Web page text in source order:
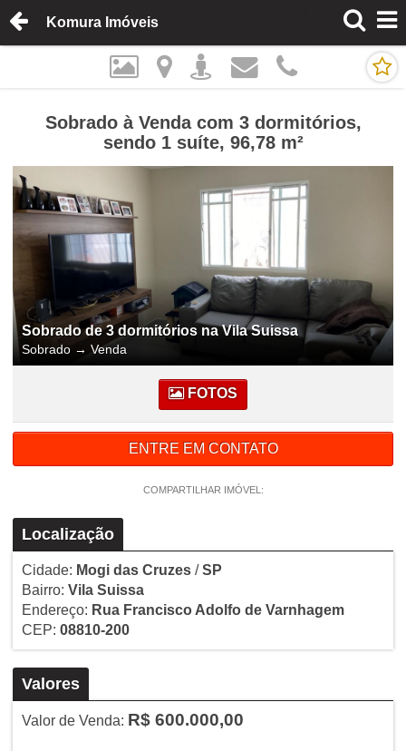
Komura Imóveis
Sobrado à Venda com 3 dormitórios,
sendo 1 suíte, 96,78 m²
Sobrado de 3 dormitórios na Vila Suissa
Sobrado → Venda
FOTOS
ENTRE EM CONTATO
COMPARTILHAR IMÓVEL:
Localização
Cidade: Mogi das Cruzes/SP
Bairro: Vila Suissa
Endereço: Rua Francisco Adolfo de Varnhagem
CEP: 08810-200
Valores
Valor de Venda: R$ 600.000,00